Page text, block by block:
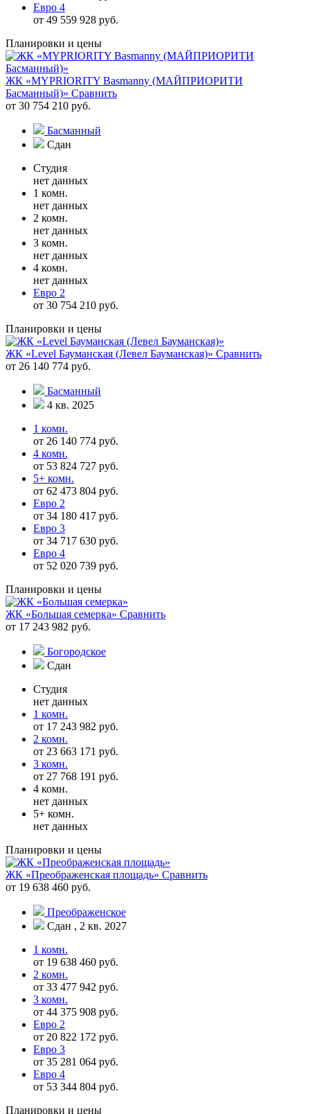
Евро 4
от 49 559 928 руб.
Планировки и цены
ЖК «MYPRIORITY Basmanny (МАЙПРИОРИТИ
Басманный)» Сравнить
от 30 754 210 руб.
Басманный
Сдан
Студия
нет данных
1 комн.
нет данных
2 комн.
нет данных
3 комн.
нет данных
4 комн.
нет данных
Евро 2
от 30 754 210 руб.
Планировки и цены
ЖК «Level Бауманская (Левел Бауманская)» Сравнить
от 26 140 774 руб.
Басманный
4 кв. 2025
1 комн.
от 26 140 774 руб.
4 комн.
от 53 824 727 руб.
5+ комн.
от 62 473 804 руб.
Евро 2
от 34 180 417 руб.
Евро 3
от 34 717 630 руб.
Евро 4
от 52 020 739 руб.
Планировки и цены
ЖК «Большая семерка» Сравнить
от 17 243 982 руб.
Богородское
Сдан
Студия
нет данных
1 комн.
от 17 243 982 руб.
2 комн.
от 23 663 171 руб.
3 комн.
от 27 768 191 руб.
4 комн.
нет данных
5+ комн.
нет данных
Планировки и цены
ЖК «Преображенская площадь» Сравнить
от 19 638 460 руб.
Преображенское
Сдан , 2 кв. 2027
1 комн.
от 19 638 460 руб.
2 комн.
от 33 477 942 руб.
3 комн.
от 44 375 908 руб.
Евро 2
от 20 822 172 руб.
Евро 3
от 35 281 064 руб.
Евро 4
от 53 344 804 руб.
Планировки и цены